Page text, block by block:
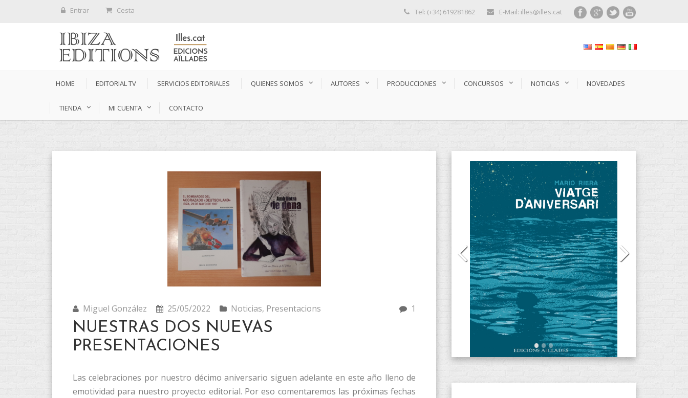
Entrar Cesta Tel: (+34) 619281862 E-Mail: illes@illes.cat
HOME EDITORIAL TV SERVICIOS EDITORIALES QUIENES SOMOS AUTORES PRODUCCIONES CONCURSOS NOTICIAS NOVEDADES
TIENDA MI CUENTA CONTACTO
Miguel González 25/05/2022 Noticias, Presentacions 1
NUESTRAS DOS NUEVAS
PRESENTACIONES
Las celebraciones por nuestro décimo aniversario siguen adelante en este año lleno de
emotividad para nuestro proyecto editorial. Por eso comentaremos las próximas fechas
CATEGORÍAS DE PRODUCTOS
Audiolibros(13)
CD(2)
DVD(4)
E-Books
(31)
ANACRÈPTICA(7)
(3)
fARSA(2)